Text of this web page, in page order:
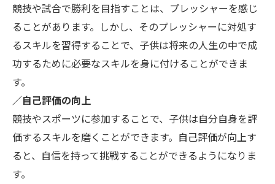
競技や試合で勝利を目指すことは、プレッシャーを感じ
ることがあります。しかし、そのプレッシャーに対処す
るスキルを習得することで、子供は将来の人生の中で成
功するために必要なスキルを身に付けることができま
す。
／自己評価の向上
競技やスポーツに参加することで、子供は自分自身を評
価するスキルを磨くことができます。自己評価が向上す
ると、自信を持って挑戦することができるようになりま
す。